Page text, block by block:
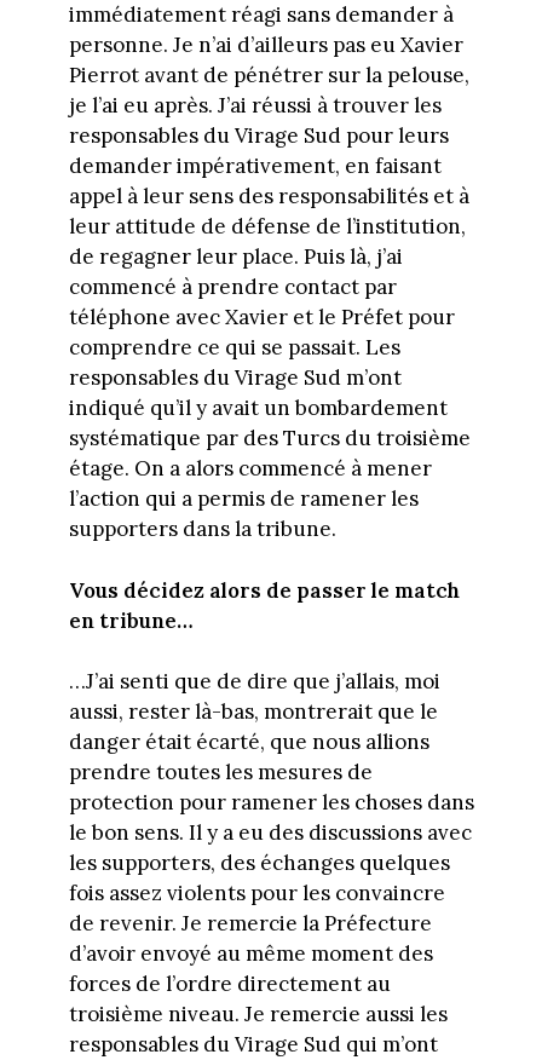
immédiatement réagi sans demander à
personne. Je n’ai d’ailleurs pas eu Xavier
Pierrot avant de pénétrer sur la pelouse,
je l’ai eu après. J’ai réussi à trouver les
responsables du Virage Sud pour leurs
demander impérativement, en faisant
appel à leur sens des responsabilités et à
leur attitude de défense de l’institution,
de regagner leur place. Puis là, j’ai
commencé à prendre contact par
téléphone avec Xavier et le Préfet pour
comprendre ce qui se passait. Les
responsables du Virage Sud m’ont
indiqué qu’il y avait un bombardement
systématique par des Turcs du troisième
étage. On a alors commencé à mener
l’action qui a permis de ramener les
supporters dans la tribune.
Vous décidez alors de passer le match
en tribune…
…J’ai senti que de dire que j’allais, moi
aussi, rester là-bas, montrerait que le
danger était écarté, que nous allions
prendre toutes les mesures de
protection pour ramener les choses dans
le bon sens. Il y a eu des discussions avec
les supporters, des échanges quelques
fois assez violents pour les convaincre
de revenir. Je remercie la Préfecture
d’avoir envoyé au même moment des
forces de l’ordre directement au
troisième niveau. Je remercie aussi les
responsables du Virage Sud qui m’ont